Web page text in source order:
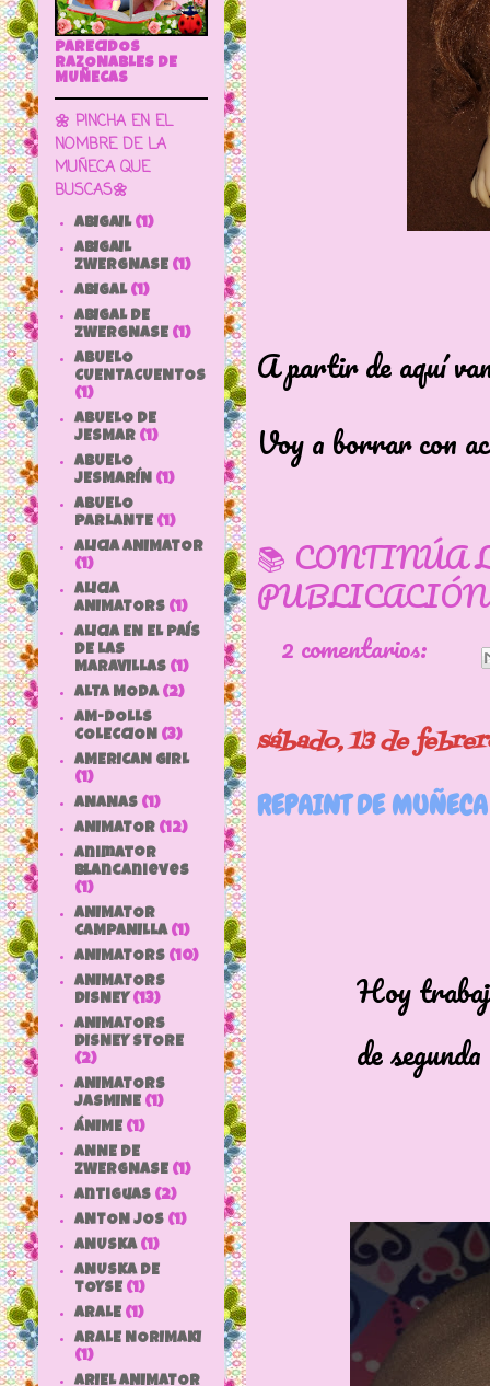
A partir de aquí
Voy a borrar con
📚 CONTINÚA
2 comentarios:
sábado, 13 de
REPAINT DE
Hoy
de segunda
PARECIDOS
RAZONABLES DE
MUÑECAS
🌼 PINCHA EN EL
NOMBRE DE LA
MUÑECA QUE
BUSCAS🌼
ABIGAIL (1)
ABIGAIL
ZWERGNASE (1)
ABIGAL (1)
ABIGAL DE
ZWERGNASE (1)
ABUELO
CUENTACUENTOS
(1)
ABUELO DE
JESMAR (1)
ABUELO
JESMARÍN (1)
ABUELO
PARLANTE (1)
ALICIA ANIMATOR
(1)
ALICIA
ANIMATORS (1)
ALICIA EN EL PAÍS
DE LAS
MARAVILLAS (1)
ALTA MODA (2)
AM-DOLLS
COLECCION (3)
AMERICAN GIRL
(1)
ANANAS (1)
ANIMATOR (12)
animator
blancanieves
(1)
ANIMATOR
CAMPANILLA (1)
ANIMATORS (10)
ANIMATORS
DISNEY (13)
ANIMATORS
DISNEY STORE
(2)
ANIMATORS
JASMINE (1)
ÁNIME (1)
ANNE DE
ZWERGNASE (1)
antiguas (2)
ANTON JOS (1)
ANUSKA (1)
ANUSKA DE
TOYSE (1)
ARALE (1)
ARALE NORIMAKI
(1)
ARIEL ANIMATOR